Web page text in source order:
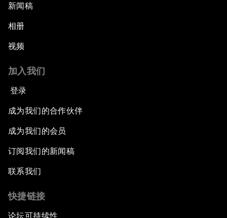
新闻稿
相册
视频
加入我们
登录
成为我们的合作伙伴
成为我们的会员
订阅我们的新闻稿
联系我们
快捷链接
论坛可持续性